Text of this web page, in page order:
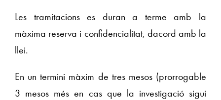
Les tramitacions es duran a terme amb la
màxima reserva i confidencialitat, dacord amb la
llei.
En un termini màxim de tres mesos (prorrogable
3 mesos més en cas que la investigació sigui